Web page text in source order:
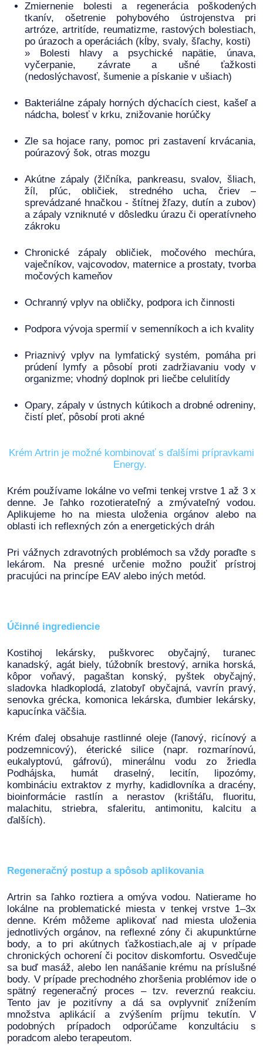
Zmiernenie bolesti a regenerácia poškodených
tkanív, ošetrenie pohybového ústrojenstva pri
artróze, artritíde, reumatizme, rastových bolestiach,
po úrazoch a operáciách (kĺby, svaly, šľachy, kosti)
» Bolesti hlavy a psychické napätie, únava,
vyčerpanie, závrate a ušné ťažkosti
(nedoslýchavosť, šumenie a pískanie v ušiach)
Bakteriálne zápaly horných dýchacích ciest, kašeľ a
nádcha, bolesť v krku, znižovanie horúčky
Zle sa hojace rany, pomoc pri zastavení krvácania,
poúrazový šok, otras mozgu
Akútne zápaly (žlčníka, pankreasu, svalov, šliach,
žíl, pľúc, obličiek, stredného ucha, čriev –
sprevádzané hnačkou - štítnej žľazy, dutín a zubov)
a zápaly vzniknuté v dôsledku úrazu či operatívneho
zákroku
Chronické zápaly obličiek, močového mechúra,
vaječníkov, vajcovodov, maternice a prostaty, tvorba
močových kameňov
Ochranný vplyv na obličky, podpora ich činnosti
Podpora vývoja spermií v semenníkoch a ich kvality
Priaznivý vplyv na lymfatický systém, pomáha pri
prúdení lymfy a pôsobí proti zadržiavaniu vody v
organizme; vhodný doplnok pri liečbe celulitídy
Opary, zápaly v ústnych kútikoch a drobné odreniny,
čistí pleť, pôsobí proti akné
Krém Artrin je možné kombinovať s ďalšími prípravkami
Energy.
Krém používame lokálne vo veľmi tenkej vrstve 1 až 3 x
denne. Je ľahko rozotierateľný a zmývateľný vodou.
Aplikujeme ho na miesta uloženia orgánov alebo na
oblasti ich reflexných zón a energetických dráh
Pri vážnych zdravotných problémoch sa vždy poraďte s
lekárom. Na presné určenie možno použiť prístroj
pracujúci na princípe EAV alebo iných metód.
Účinné ingrediencie
Kostihoj lekársky, puškvorec obyčajný, turanec
kanadský, agát biely, túžobník brestový, arnika horská,
kôpor voňavý, pagaštan konský, pyštek obyčajný,
sladovka hladkoplodá, zlatobyľ obyčajná, vavrín pravý,
senovka grécka, komonica lekárska, ďumbier lekársky,
kapucínka väčšia.
Krém ďalej obsahuje rastlinné oleje (ľanový, ricínový a
podzemnicový), éterické silice (napr. rozmarínovú,
eukalyptovú, gáfrovú), minerálnu vodu zo žriedla
Podhájska, humát draselný, lecitín, lipozómy,
kombináciu extraktov z myrhy, kadidlovníka a dracény,
bioinformácie rastlín a nerastov (krištáľu, fluoritu,
malachitu, striebra, sfaleritu, antimonitu, kalcitu a
ďalších).
Regeneračný postup a spôsob aplikovania
Artrin sa ľahko roztiera a omýva vodou. Natierame ho
lokálne na problematické miesta v tenkej vrstve 1–3x
denne. Krém môžeme aplikovať nad miesta uloženia
jednotlivých orgánov, na reflexné zóny či akupunktúrne
body, a to pri akútnych ťažkostiach,ale aj v prípade
chronických ochorení či pocitov diskomfortu. Osvedčuje
sa buď masáž, alebo len nanášanie krému na príslušné
body. V prípade prechodného zhoršenia problémov ide o
spätný regeneračný proces – tzv. reverznú reakciu.
Tento jav je pozitívny a dá sa ovplyvniť znížením
množstva aplikácií a zvýšením príjmu tekutín. V
podobných prípadoch odporúčame konzultáciu s
poradcom alebo terapeutom.